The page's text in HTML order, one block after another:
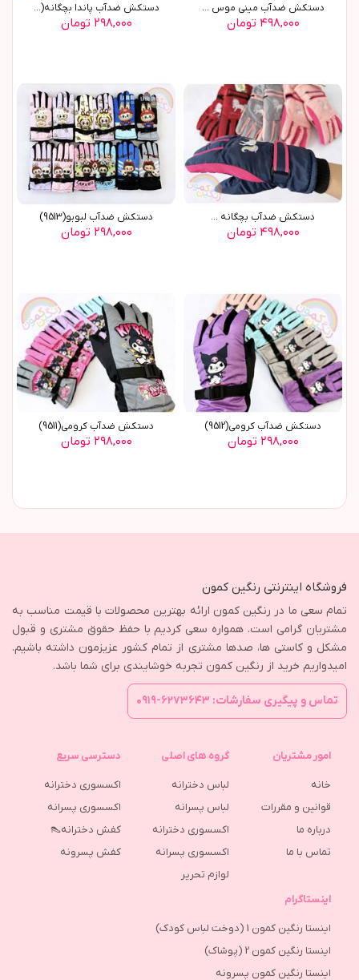
دستکش ضدآب ميني موس ...
۴۹۸,۰۰۰ تومان
دستکش ضدآب پاندا بچگانه(9576)
۲۹۸,۰۰۰ تومان
دستکش ضدآب بچگانه ...
۴۹۸,۰۰۰ تومان
دستکش ضدآب لبوبو(9513)
۲۹۸,۰۰۰ تومان
دستکش ضدآب کرومي(9512)
۲۹۸,۰۰۰ تومان
دستکش ضدآب کرومي(9511)
۲۹۸,۰۰۰ تومان
فروشگاه اینترنتی رنگین کمون
تمام سعی ما در رنگین کمون ارائه بهترین محصولات با قیمت مناسب به
مشتریان گرامی است. همواره سعی کردیم با حفظ حقوق مشتری و قبول
مشکل و کاستی ها، صدها مشتری از تمام کشور عزیزمون داشته باشیم.
امیدواریم خرید از رنگین کمون تجربه خوشایندی برای شما باشد.
تماس و پیگیری سفارشات: ۶۲۷۳۶۴۳-۰۹۱۹
امور مشتریان
خانه
قوانین و مقررات
درباره ما
تماس با ما
گروه های اصلی
لباس دخترانه
لباس پسرانه
اکسسوری دخترانه
اکسسوری پسرانه
لوازم تحریر
دسترسی سریع
اکسسوری دخترانه
اکسسوری پسرانه
کفش دخترانه👠
كفش پسرونه
اینستاگرام
اینستا رنگین کمون 1 (دوخت لباس کودک)
اینستا رنگین کمون 2 (پوشاک)
اینستا رنگین کمون پسرونه